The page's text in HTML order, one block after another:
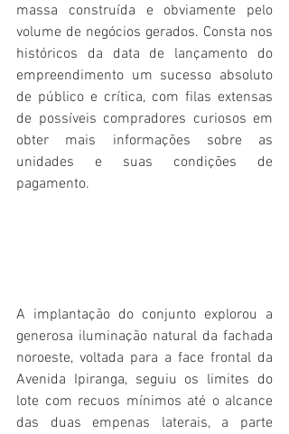
massa construída e obviamente pelo
volume de negócios gerados. Consta nos
históricos da data de lançamento do
empreendimento um sucesso absoluto
de público e crítica, com filas extensas
de possíveis compradores curiosos em
obter mais informações sobre as
unidades e suas condições de
pagamento.
A implantação do conjunto explorou a
generosa iluminação natural da fachada
noroeste, voltada para a face frontal da
Avenida Ipiranga, seguiu os limites do
lote com recuos mínimos até o alcance
das duas empenas laterais, a parte